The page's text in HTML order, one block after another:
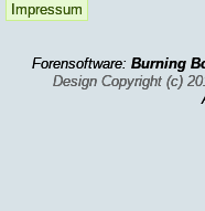
Impressum
Forensoftware: Burning
Design Copyright (c)